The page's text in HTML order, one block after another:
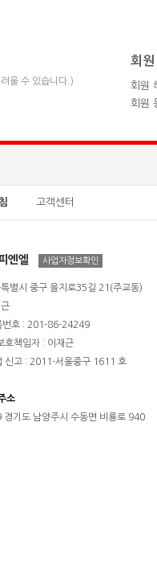
울 수 있습니다.)
회원
회원
회원
고객센터
엔엘 사업자정보확인
별시 중구 을지로35길 21(주교동)
번호 : 201-86-24249
호책임자 : 이재근
신고 : 2011-서울중구 1611 호
소
기도 남양주시 수동면 비룡로 940